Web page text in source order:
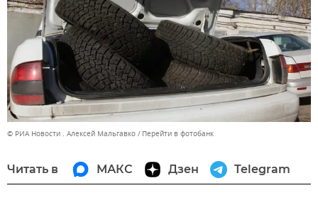
© РИА Новости . Алексей Мальгавко Перейти в фотобанк
Читать в МАКС Дзен Telegram